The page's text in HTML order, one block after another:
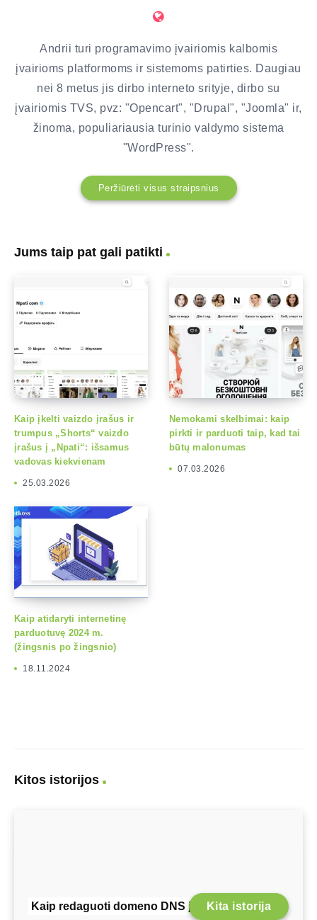
Andrii turi programavimo įvairiomis kalbomis
įvairioms platformoms ir sistemoms patirties. Daugiau
nei 8 metus jis dirbo interneto srityje, dirbo su
įvairiomis TVS, pvz: "Opencart", "Drupal", "Joomla" ir,
žinoma, populiariausia turinio valdymo sistema
"WordPress".
Peržiūrėti visus straipsnius
Jums taip pat gali patikti
Kaip įkelti vaizdo įrašus ir
trumpus „Shorts“ vaizdo
įrašus į „Npati“: išsamus
vadovas kiekvienam
25.03.2026
Nemokami skelbimai: kaip
pirkti ir parduoti taip, kad tai
būtų malonumas
07.03.2026
Kaip atidaryti internetinę
parduotuvę 2024 m.
(žingsnis po žingsnio)
18.11.2024
Kitos istorijos
Kaip redaguoti domeno DNS įrašus „cPanel
Kita istorija